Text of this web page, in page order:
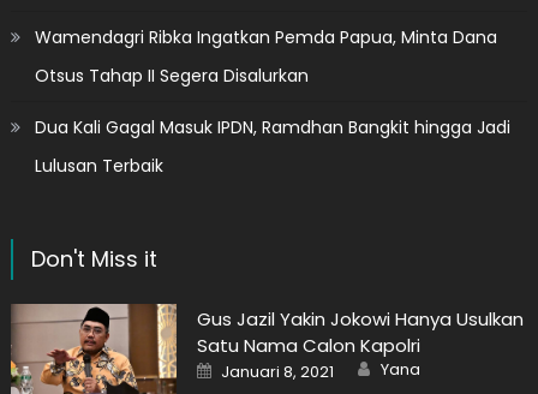
Wamendagri Ribka Ingatkan Pemda Papua, Minta Dana
Otsus Tahap II Segera Disalurkan
Dua Kali Gagal Masuk IPDN, Ramdhan Bangkit hingga Jadi
Lulusan Terbaik
Don't Miss it
Gus Jazil Yakin Jokowi Hanya Usulkan
Satu Nama Calon Kapolri
Posted
on
Januari 8, 2021 Author
Yana